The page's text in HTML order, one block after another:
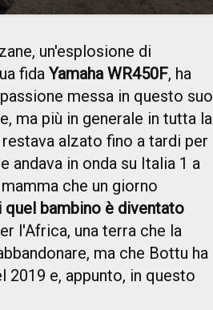
un'esplosione di
fida Yamaha WR450F, ha
messa in questo suo
ma più in generale in tutta la
alzato fino a tardi per
andava in onda su Italia 1 a
che un giorno
quel bambino è diventato
l'Africa, una terra che la
ma che Bottu ha
2019 e, appunto, in questo